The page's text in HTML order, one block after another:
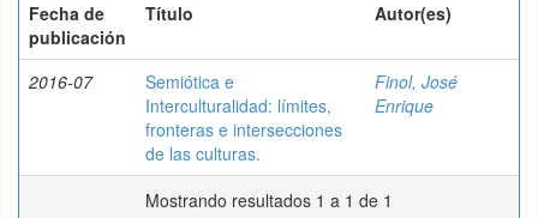
Fecha de
publicación
Título Autor(es)
2016-07
Semiótica e
Interculturalidad: límites,
fronteras e intersecciones
de las culturas.
Finol, José
Enrique
Mostrando resultados 1 a 1 de 1